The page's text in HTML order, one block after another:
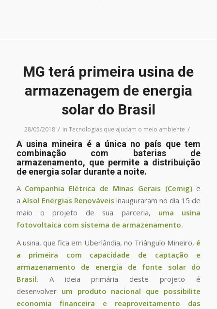
MG terá primeira usina de
armazenagem de energia
solar do Brasil
28/05/2018 / inTecnologias que ajudam o meio ambiente /
A usina mineira é a única no país que tem
combinação com baterias de
armazenamento, que permite a distribuição
de energia solar durante a noite.
A Companhia Elétrica de Minas Gerais (Cemig)e
a Alsol Energias Renováveis inauguraram no dia 15 de
maio o projeto de sua parceria, uma usina
fotovoltaica com sistema de armazenamento.
A usina, que fica em Uberlândia, no Triângulo Mineiro, é
a primeira com capacidade de captação e
armazenamento de energia de fonte solar do
Brasil. A ideia primária deste projeto é
desenvolver um produto nacional que possibilite
economia financeira e reaproveitamento das